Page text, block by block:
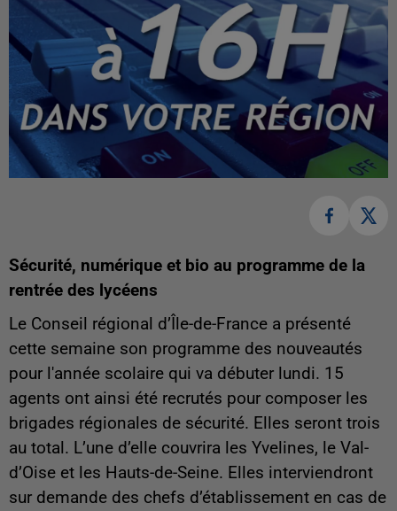
Sécurité, numérique et bio au programme de la
rentrée des lycéens
Le Conseil régional d’Île-de-France a présenté
cette semaine son programme des nouveautés
pour l'année scolaire qui va débuter lundi. 15
agents ont ainsi été recrutés pour composer les
brigades régionales de sécurité. Elles seront trois
au total. L’une d’elle couvrira les Yvelines, le Val-
d’Oise et les Hauts-de-Seine. Elles interviendront
sur demande des chefs d’établissement en cas de